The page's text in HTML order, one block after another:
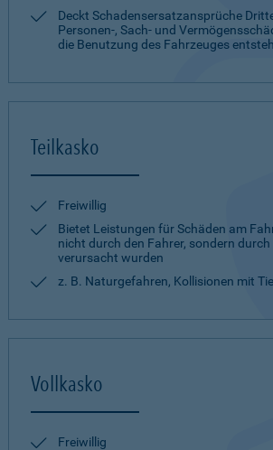
Deckt Schadensersatzansprüche
Personen-, Sach- und
die Benutzung des Fahrzeuges
Teilkasko
Freiwillig
Bietet Leistungen für Schäden am
nicht durch den Fahrer, sondern
verursacht wurden
z. B. Naturgefahren, Kollisionen mit
Vollkasko
Freiwillig